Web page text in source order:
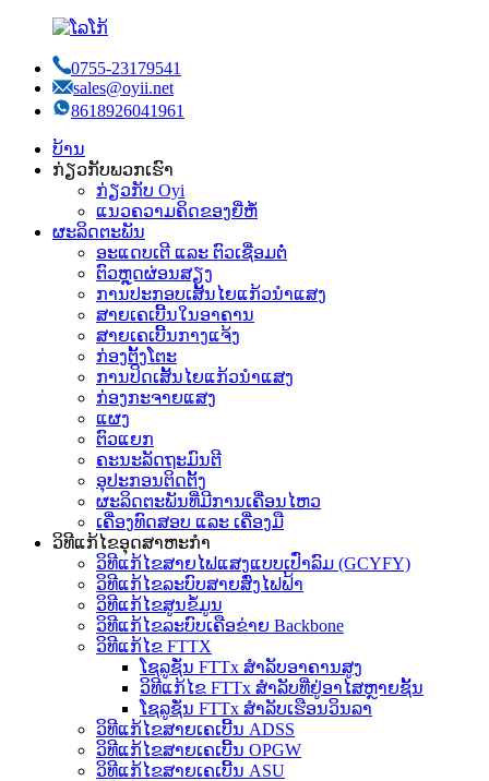
0755-23179541
sales@oyii.net
8618926041961
ບ້ານ
ກ່ຽວກັບພວກເຮົາ
ກ່ຽວກັບ Oyi
ແນວຄວາມຄິດຂອງຍີ່ຫໍ້
ຜະລິດຕະພັນ
ອະແດບເຕີ ແລະ ຕົວເຊື່ອມຕໍ່
ຕົວຫຼຸດຜ່ອນສຽງ
ການປະກອບເສັ້ນໄຍແກ້ວນຳແສງ
ສາຍເຄເບີ້ນໃນອາຄານ
ສາຍເຄເບີ້ນກາງແຈ້ງ
ກ່ອງຕັ້ງໂຕະ
ການປິດເສັ້ນໄຍແກ້ວນຳແສງ
ກ່ອງກະຈາຍແສງ
ແຜງ
ຕົວແຍກ
ຄະນະລັດຖະມົນຕີ
ອຸປະກອນຕິດຕັ້ງ
ຜະລິດຕະພັນທີ່ມີການເຄື່ອນໄຫວ
ເຄື່ອງທົດສອບ ແລະ ເຄື່ອງມື
ວິທີແກ້ໄຂອຸດສາຫະກໍາ
ວິທີແກ້ໄຂສາຍໄຟແສງແບບເປົ່າລົມ (GCYFY)
ວິທີແກ້ໄຂລະບົບສາຍສົ່ງໄຟຟ້າ
ວິທີແກ້ໄຂສູນຂໍ້ມູນ
ວິທີແກ້ໄຂລະບົບເຄືອຂ່າຍ Backbone
ວິທີແກ້ໄຂ FTTX
ໂຊລູຊັ່ນ FTTx ສຳລັບອາຄານສູງ
ວິທີແກ້ໄຂ FTTx ສຳລັບທີ່ຢູ່ອາໄສຫຼາຍຊັ້ນ
ໂຊລູຊັ່ນ FTTx ສຳລັບເຮືອນວິນລາ
ວິທີແກ້ໄຂສາຍເຄເບີ້ນ ADSS
ວິທີແກ້ໄຂສາຍເຄເບີ້ນ OPGW
ວິທີແກ້ໄຂສາຍເຄເບີ້ນ ASU